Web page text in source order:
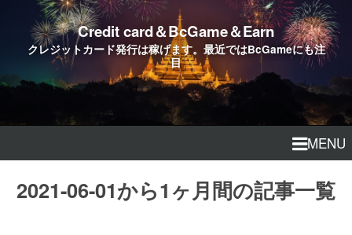
Credit card＆BcGame＆Earn
クレジットカード発行は稼げます。最近ではBcGameにも注
目
MENU
2021-06-01から1ヶ月間の記事一覧